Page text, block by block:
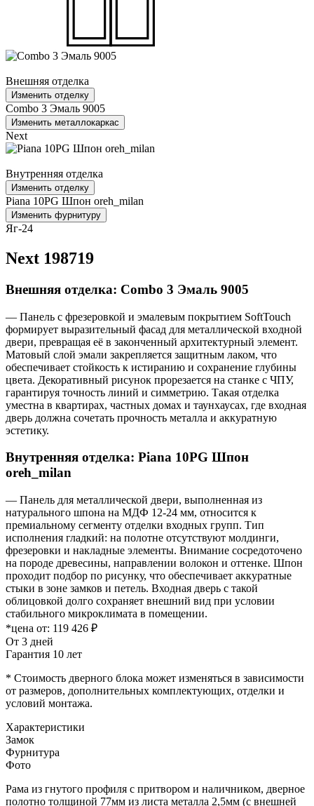
Внешняя отделка
Изменить отделку
Combo 3 Эмаль 9005
Изменить металлокаркас
Next
Внутренняя отделка
Изменить отделку
Piana 10PG Шпон oreh_milan
Изменить фурнитуру
Яг-24
Next 198719
Внешняя отделка: Combo 3 Эмаль 9005
— Панель с фрезеровкой и эмалевым покрытием SoftTouch
формирует выразительный фасад для металлической входной
двери, превращая её в законченный архитектурный элемент.
Матовый слой эмали закрепляется защитным лаком, что
обеспечивает стойкость к истиранию и сохранение глубины
цвета. Декоративный рисунок прорезается на станке с ЧПУ,
гарантируя точность линий и симметрию. Такая отделка
уместна в квартирах, частных домах и таунхаусах, где входная
дверь должна сочетать прочность металла и аккуратную
эстетику.
Внутренняя отделка: Piana 10PG Шпон
oreh_milan
— Панель для металлической двери, выполненная из
натурального шпона на МДФ 12-24 мм, относится к
премиальному сегменту отделки входных групп. Тип
исполнения гладкий: на полотне отсутствуют молдинги,
фрезеровки и накладные элементы. Внимание сосредоточено
на породе древесины, направлении волокон и оттенке. Шпон
проходит подбор по рисунку, что обеспечивает аккуратные
стыки в зоне замков и петель. Входная дверь с такой
облицовкой долго сохраняет внешний вид при условии
стабильного микроклимата в помещении.
*цена от: 119 426 ₽
От 3 дней
Гарантия 10 лет
* Стоимость дверного блока может изменяться в зависимости
от размеров, дополнительных комплектующих, отделки и
условий монтажа.
Характеристики
Замок
Фурнитура
Фото
Рама из гнутого профиля с притвором и наличником, дверное
полотно толщиной 77мм из листа металла 2,5мм (с внешней